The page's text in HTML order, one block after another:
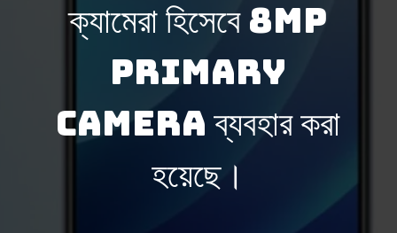
ক্যামেরা হিসেবে 8MP
Primary
Camera ব্যবহার করা
হয়েছে।